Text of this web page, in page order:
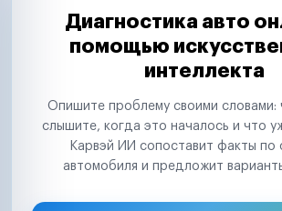
Диагностика авто
помощью
интеллекта
Опишите проблему своими словами:
слышите, когда это началось и что
Карвэй ИИ сопоставит факты по
автомобиля и предложит